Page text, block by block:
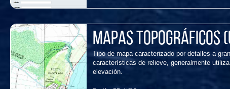
Mapas topográficos
Tipo de mapa caracterizado por detalles a
características de relieve, generalmente
elevación.